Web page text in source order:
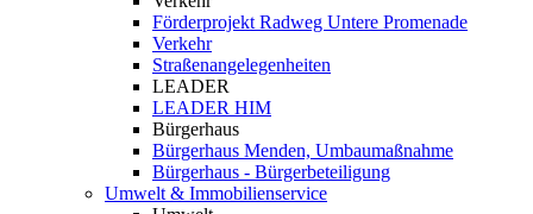
Förderprojekt Radweg Untere Promenade
Verkehr
Straßenangelegenheiten
LEADER
LEADER HIM
Bürgerhaus
Bürgerhaus Menden, Umbaumaßnahme
Bürgerhaus - Bürgerbeteiligung
Umwelt & Immobilienservice